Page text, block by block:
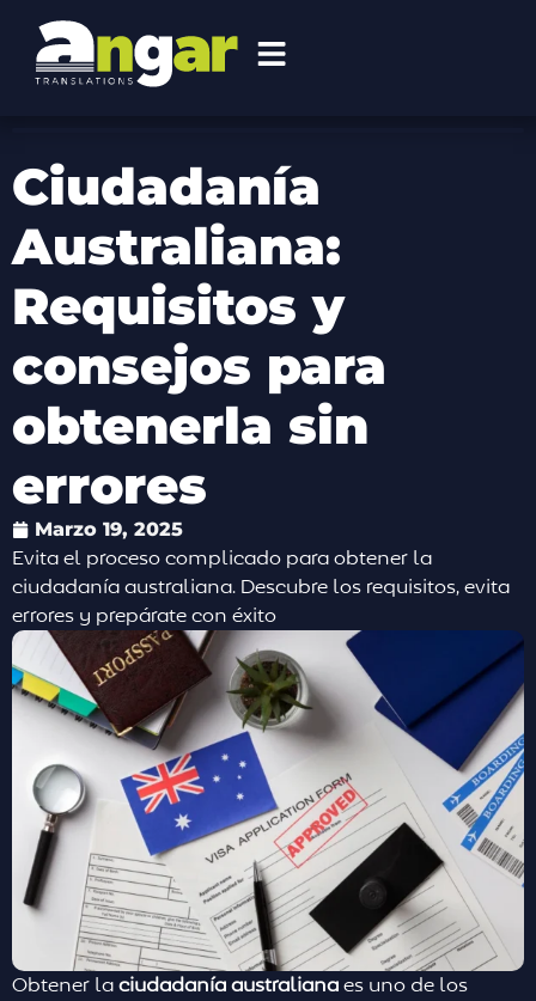
Ciudadanía
Australiana:
Requisitos y
consejos para
obtenerla sin
errores
Marzo 19, 2025
Evita el proceso complicado para obtener la
ciudadanía australiana. Descubre los requisitos, evita
errores y prepárate con éxito
Obtener la ciudadanía australiana es uno de los